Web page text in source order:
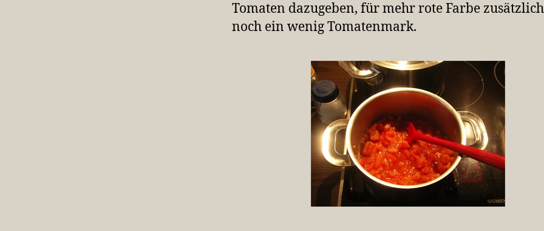
Tomaten dazugeben, für mehr rote Farbe
noch ein wenig Tomatenmark.